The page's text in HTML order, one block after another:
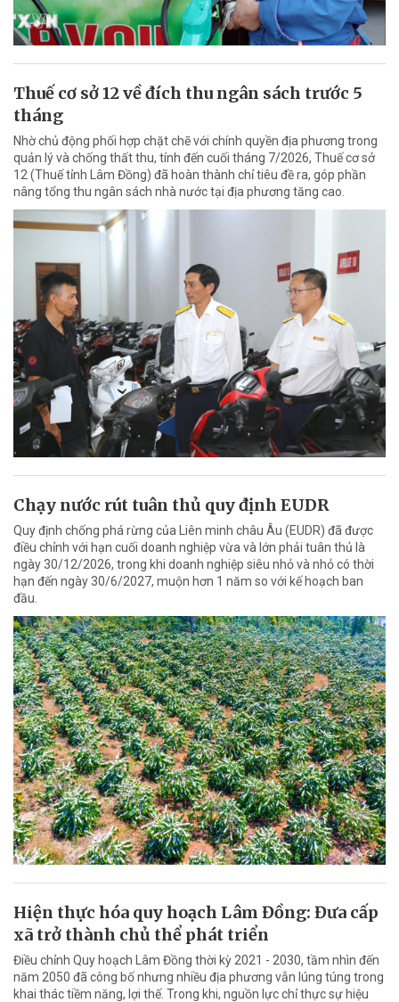
Thuế cơ sở 12 về đích thu ngân sách trước 5
tháng
Nhờ chủ động phối hợp chặt chẽ với chính quyền địa phương trong
quản lý và chống thất thu, tính đến cuối tháng 7/2026, Thuế cơ sở
12 (Thuế tỉnh Lâm Đồng) đã hoàn thành chỉ tiêu đề ra, góp phần
nâng tổng thu ngân sách nhà nước tại địa phương tăng cao.
Chạy nước rút tuân thủ quy định EUDR
Quy định chống phá rừng của Liên minh châu Âu (EUDR) đã được
điều chỉnh với hạn cuối doanh nghiệp vừa và lớn phải tuân thủ là
ngày 30/12/2026, trong khi doanh nghiệp siêu nhỏ và nhỏ có thời
hạn đến ngày 30/6/2027, muộn hơn 1 năm so với kế hoạch ban
đầu.
Hiện thực hóa quy hoạch Lâm Đồng: Đưa cấp
xã trở thành chủ thể phát triển
Điều chỉnh Quy hoạch Lâm Đồng thời kỳ 2021 - 2030, tầm nhìn đến
năm 2050 đã công bố nhưng nhiều địa phương vẫn lúng túng trong
khai thác tiềm năng, lợi thế. Trong khi, nguồn lực chỉ thực sự hiệu